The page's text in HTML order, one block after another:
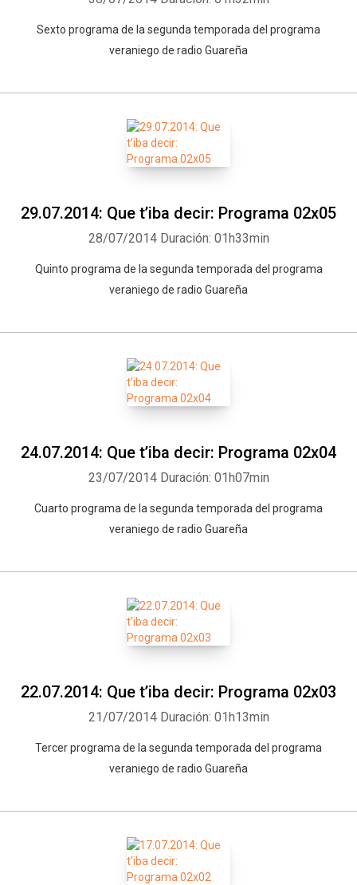
Sexto programa de la segunda temporada del programa
veraniego de radio Guareña
29.07.2014: Que t’iba decir: Programa 02x05
28/07/2014 Duración: 01h33min
Quinto programa de la segunda temporada del programa
veraniego de radio Guareña
24.07.2014: Que t’iba decir: Programa 02x04
23/07/2014 Duración: 01h07min
Cuarto programa de la segunda temporada del programa
veraniego de radio Guareña
22.07.2014: Que t’iba decir: Programa 02x03
21/07/2014 Duración: 01h13min
Tercer programa de la segunda temporada del programa
veraniego de radio Guareña